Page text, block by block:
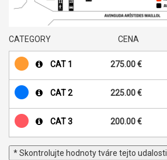
CATEGORY CENA
CAT 1 275.00 €
CAT 2 225.00 €
CAT 3 200.00 €
* Skontrolujte hodnoty tváre tejto udalosti